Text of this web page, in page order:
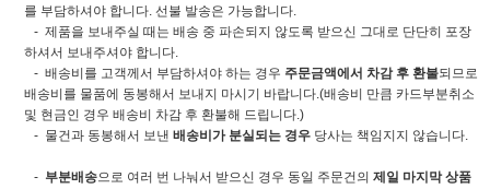
를 부담하셔야 합니다. 선불 발송은 가능합니다.
- 제품을 보내주실 때는 배송 중 파손되지 않도록 받으신 그대로 단단히 포장
하셔서 보내주셔야 합니다.
- 배송비를 고객께서 부담하셔야 하는 경우 주문금액에서 차감 후 환불되므로
배송비를 물품에 동봉해서 보내지 마시기 바랍니다.(배송비 만큼 카드부분취소
및 현금인 경우 배송비 차감 후 환불해 드립니다.)
- 물건과 동봉해서 보낸 배송비가 분실되는 경우 당사는 책임지지 않습니다.
- 부분배송으로 여러 번 나눠서 받으신 경우 동일 주문건의 제일 마지막 상품